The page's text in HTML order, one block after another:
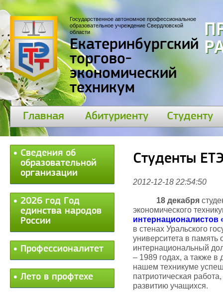
Государственное автономное профессиональное
образовательное учреждение Свердловской
области
Екатеринбургский
торгово-
экономический
техникум
Главная Абитуриенту Студенту
Сведения об
образовательной
организации
2026 год Год
единства народов
России
Профессионалитет
Лето в профтехе
Cтуденты
2012-12-18 22:54:50
18 декабря
экономического
интернационалистов
в стенах Уральского
университета в
интернациональный
– 1989 годах, а также в
нашем техникуме
патриотическая
развитию учащихся.